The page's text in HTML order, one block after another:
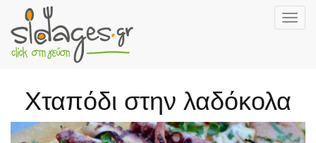
Skip
contentΧταπόδι στην λαδόκολα